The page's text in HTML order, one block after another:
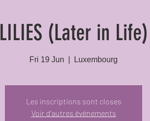
LILIES (Later in Life)
Fri 19 Jun Luxembourg
Les inscriptions sont closes
Voir d'autres événements